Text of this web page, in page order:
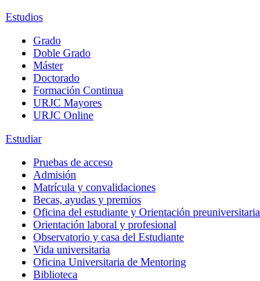
Estudios
Grado
Doble Grado
Máster
Doctorado
Formación Continua
URJC Mayores
URJC Online
Estudiar
Pruebas de acceso
Admisión
Matrícula y convalidaciones
Becas, ayudas y premios
Oficina del estudiante y Orientación preuniversitaria
Orientación laboral y profesional
Observatorio y casa del Estudiante
Vida universitaria
Oficina Universitaria de Mentoring
Biblioteca